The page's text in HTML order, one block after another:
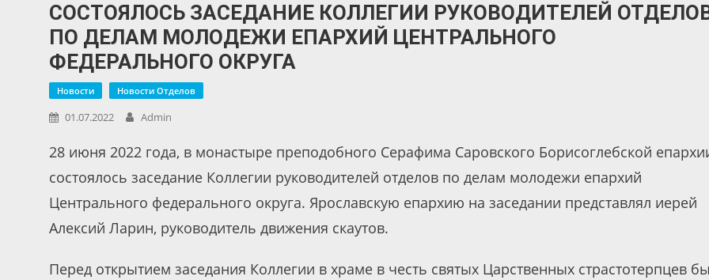
СОСТОЯЛОСЬ ЗАСЕДАНИЕ КОЛЛЕГИИ РУКОВОДИТЕЛЕЙ
ПО ДЕЛАМ МОЛОДЕЖИ ЕПАРХИЙ ЦЕНТРАЛЬНОГО
ФЕДЕРАЛЬНОГО ОКРУГА
Новости Новости Отделов
01.07.2022 Admin
28 июня 2022 года, в монастыре преподобного Серафима Саровского Борисоглебской
состоялось заседание Коллегии руководителей отделов по делам молодежи епархий
Центрального федерального округа. Ярославскую епархию на заседании представлял иерей
Алексий Ларин, руководитель движения скаутов.
Перед открытием заседания Коллегии в храме в честь святых Царственных страстотерпцев